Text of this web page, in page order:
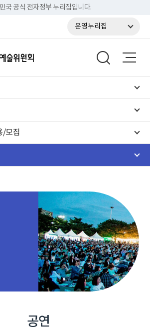
국 공식 전자정부 누리집입니다.
운영누리집
/모집
공연